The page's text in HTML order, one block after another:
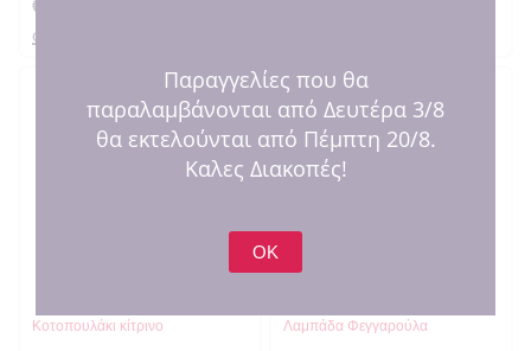
€
στο καλαθι
Κοτοπουλάκι κίτρινο Λαμπάδα Φεγγαρούλα
Παραγγελίες που θα
παραλαμβάνονται από Δευτέρα 3/8
θα εκτελούνται από Πέμπτη 20/8.
Καλες Διακοπές!
OK